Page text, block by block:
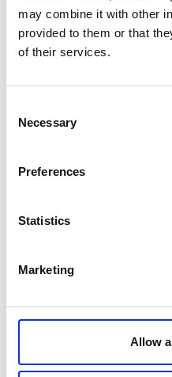
may combine it with other
provided to them or that
of their services.
Selection
Necessary
Preferences
Statistics
Marketing
Allow
Turistinfo &
+46 (0)70 -2738847
E-post
Emma
+46 (0)70 - 6441400